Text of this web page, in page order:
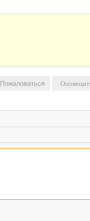
Пожаловаться